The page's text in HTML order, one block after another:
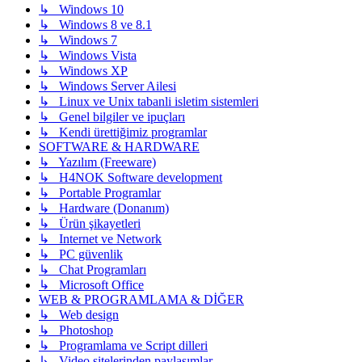
↳ Windows 10
↳ Windows 8 ve 8.1
↳ Windows 7
↳ Windows Vista
↳ Windows XP
↳ Windows Server Ailesi
↳ Linux ve Unix tabanli isletim sistemleri
↳ Genel bilgiler ve ipuçları
↳ Kendi ürettiğimiz programlar
SOFTWARE & HARDWARE
↳ Yazılım (Freeware)
↳ H4NOK Software development
↳ Portable Programlar
↳ Hardware (Donanım)
↳ Ürün şikayetleri
↳ Internet ve Network
↳ PC güvenlik
↳ Chat Programları
↳ Microsoft Office
WEB & PROGRAMLAMA & DİĞER
↳ Web design
↳ Photoshop
↳ Programlama ve Script dilleri